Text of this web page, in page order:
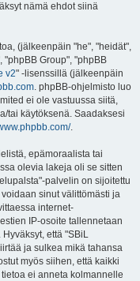
nämä ehdot siinä
(jälkeenpäin "he", "heidät",
"phpBB Group", "phpBB
v2" -lisenssillä (jälkeenpäin
. phpBB-ohjelmisto luo
ei ole vastuussa siitä,
tai käytöksenä. Saadaksesi
.
epämoraalista tai
olevia lakeja oli se sitten
palvelin on sijoitettu
sinut välittömästi ja
internet-
IP-osoite tallennetaan
että "SBiL
ja sulkea mikä tahansa
myös siihen, että kaikki
ei anneta kolmannelle